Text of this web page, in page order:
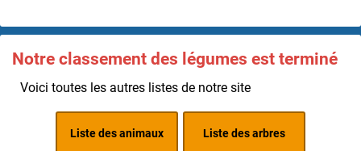
Notre classement des légumes est terminé
Voici toutes les autres listes de notre site
Liste des animaux Liste des arbres